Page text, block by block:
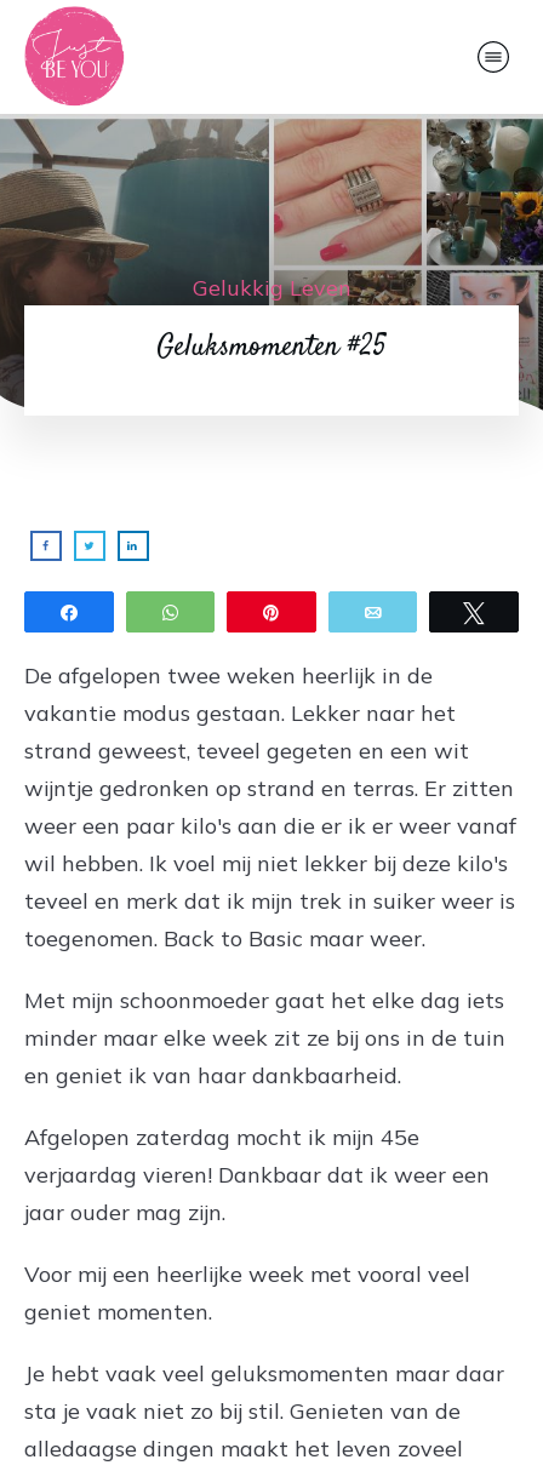
Gelukkig Leven
Geluksmomenten #25
WhatsApp
De afgelopen twee weken heerlijk in de
vakantie modus gestaan. Lekker naar het
strand geweest, teveel gegeten en een wit
wijntje gedronken op strand en terras. Er zitten
weer een paar kilo's aan die er ik er weer vanaf
wil hebben. Ik voel mij niet lekker bij deze kilo's
teveel en merk dat ik mijn trek in suiker weer is
toegenomen. Back to Basic maar weer.
Met mijn schoonmoeder gaat het elke dag iets
minder maar elke week zit ze bij ons in de tuin
en geniet ik van haar dankbaarheid.
Afgelopen zaterdag mocht ik mijn 45e
verjaardag vieren! Dankbaar dat ik weer een
jaar ouder mag zijn.
Voor mij een heerlijke week met vooral veel
geniet momenten.
Je hebt vaak veel geluksmomenten maar daar
sta je vaak niet zo bij stil. Genieten van de
alledaagse dingen maakt het leven zoveel